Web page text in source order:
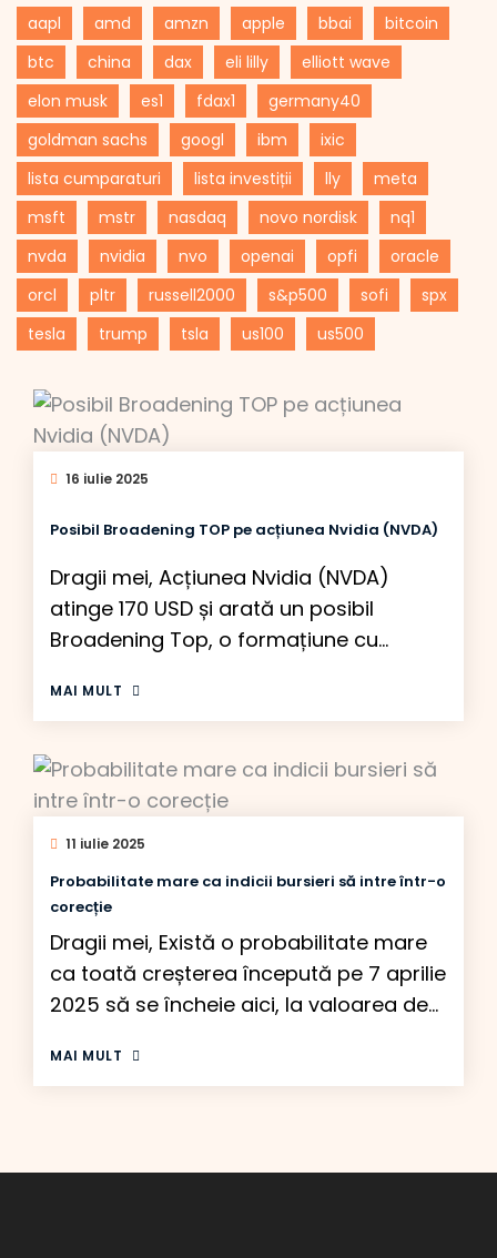
aapl amd amzn apple bbai
bitcoin
btc
china dax eli lilly
elliott wave
elon musk
es1 fdax1
germany40
goldman sachs
googl ibm
ixic
lista cumparaturi
lista investiții lly
meta
msft
mstr nasdaq novo nordisk
nq1
nvda
nvidia nvo openai opfi
oracle
orcl
pltr russell2000 s&p500 sofi
spx
tesla
trump tsla us100 us500
16 iulie 2025
Posibil Broadening TOP pe acțiunea Nvidia (NVDA)
Dragii mei, Acțiunea Nvidia (NVDA)
atinge 170 USD și arată un posibil
Broadening Top, o formațiune cu
fapt, această formațiune și cum devine
acțiunii Nvidia? Traderii și investitorii
mari cunosc acest pattern, Broadening
Top, însă atingerea liniei superioare (la
170 USD) nu […]
MAI MULT
11 iulie 2025
Probabilitate mare ca indicii bursieri să intre într-o
corecție
Dragii mei, Există o probabilitate mare
ca toată creșterea începută pe 7 aprilie
2025 să se încheie aici, la valoarea de
importante mă fac să cred acest lucru:
MAI MULT